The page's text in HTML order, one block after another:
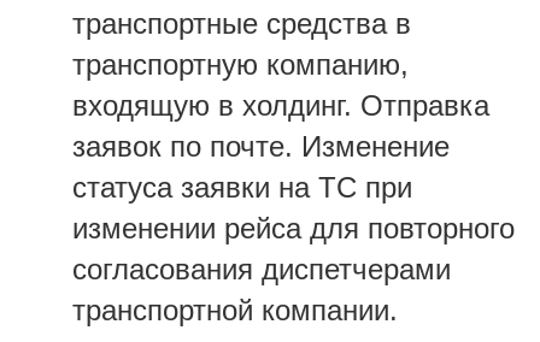
транспортные средства в
транспортную компанию,
входящую в холдинг. Отправка
заявок по почте. Изменение
статуса заявки на ТС при
изменении рейса для повторного
согласования диспетчерами
транспортной компании.